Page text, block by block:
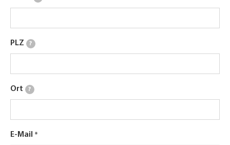
PLZ ?
Ort ?
E-Mail